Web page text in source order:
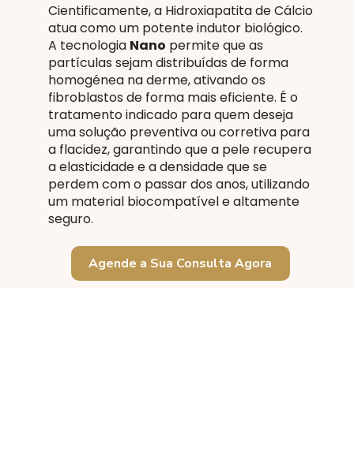
Cientificamente, a Hidroxiapatita de Cálcio
atua como um potente indutor biológico.
A tecnologia Nano permite que as
partículas sejam distribuídas de forma
homogénea na derme, ativando os
fibroblastos de forma mais eficiente. É o
tratamento indicado para quem deseja
uma solução preventiva ou corretiva para
a flacidez, garantindo que a pele recupera
a elasticidade e a densidade que se
perdem com o passar dos anos, utilizando
um material biocompatível e altamente
seguro.
Agende a Sua Consulta Agora